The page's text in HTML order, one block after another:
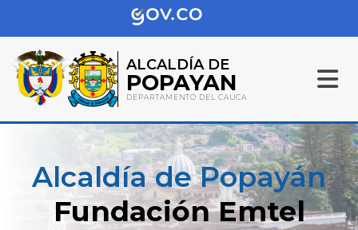
ALCALDÍA DE
POPAYAN
DEPARTAMENTO DEL CAUCA
Alcaldía de Popayán
Fundación Emtel